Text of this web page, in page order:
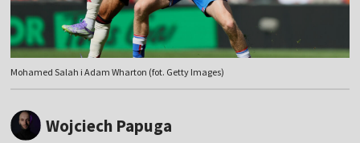
Mohamed Salah i Adam Wharton (fot. Getty Images)
Wojciech Papuga